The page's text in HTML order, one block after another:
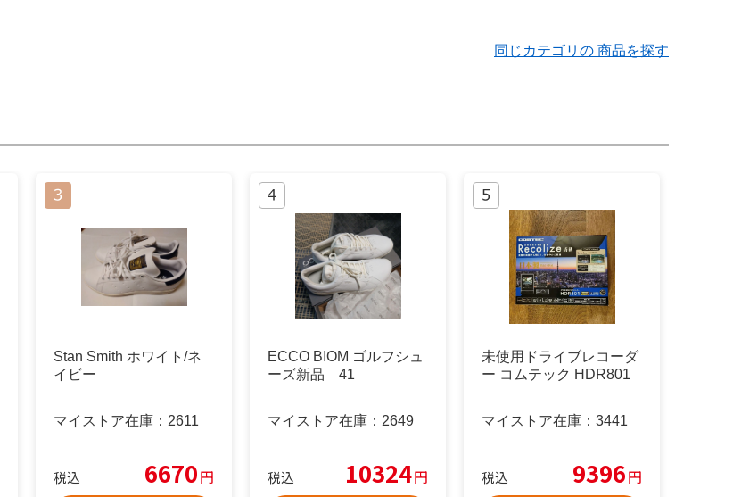
同じカテゴリの 商品を探す
Stan Smith ホワイト/ネ
イビー
マイストア在庫： 2611
税込 6670円
ECCO BIOM ゴルフシュ
ーズ新品 41
マイストア在庫： 2649
税込 10324円
未使用ドライブレコーダ
ー コムテック HDR801
マイストア在庫： 3441
税込 9396円